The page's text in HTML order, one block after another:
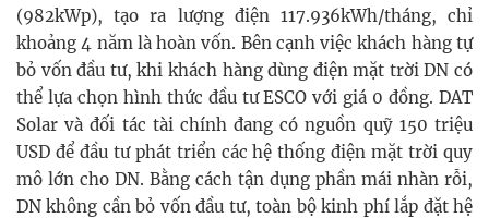
(982kWp), tạo ra lượng điện 117.936kWh/tháng, chỉ
khoảng 4 năm là hoàn vốn. Bên cạnh việc khách hàng tự
bỏ vốn đầu tư, khi khách hàng dùng điện mặt trời DN có
thể lựa chọn hình thức đầu tư ESCO với giá 0 đồng. DAT
Solar và đối tác tài chính đang có nguồn quỹ 150 triệu
USD để đầu tư phát triển các hệ thống điện mặt trời quy
mô lớn cho DN. Bằng cách tận dụng phần mái nhàn rỗi,
DN không cần bỏ vốn đầu tư, toàn bộ kinh phí lắp đặt hệ